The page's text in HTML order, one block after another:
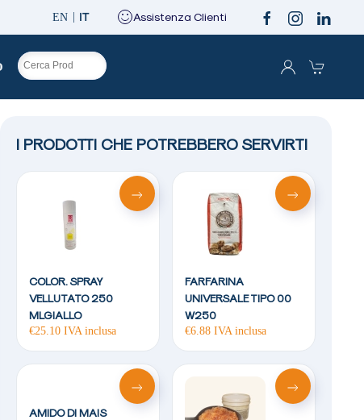
EN IT Assistenza Clienti
I PRODOTTI CHE POTREBBERO SERVIRTI
COLOR. SPRAY
VELLUTATO 250
MLGIALLO
€25.10IVA inclusa
FARFARINA
UNIVERSALE TIPO 00
W250
€6.88IVA inclusa
AMIDO DI MAIS